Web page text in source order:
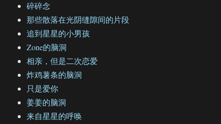
碎碎念
那些散落在光阴缝隙间的片段
追到星星的小男孩
Zone的脑洞
相亲，但是二次恋爱
炸鸡薯条的脑洞
只是爱你
姜姜的脑洞
来自星星的呼唤